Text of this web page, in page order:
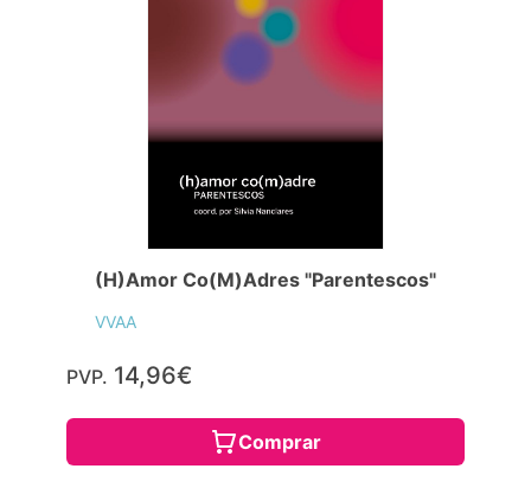
(H)Amor Co(M)Adres "Parentescos"
VVAA
PVP. 14,96€
Comprar